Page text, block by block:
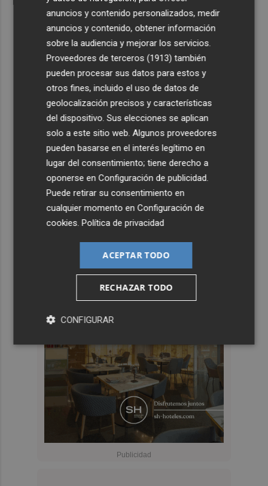
anuncios y contenido personalizados, medir
anuncios y contenido, obtener información
sobre la audiencia y mejorar los servicios.
Proveedores de terceros (1913) también
pueden procesar sus datos para estos y
otros fines, incluido el uso de datos de
geolocalización precisos y características
del dispositivo. Sus elecciones se aplican
solo a este sitio web. Algunos proveedores
pueden basarse en el interés legítimo en
lugar del consentimiento; tiene derecho a
oponerse enConfiguración de publicidad
Puede retirar su consentimiento en
cualquier momento enConfiguración de
cookies .Política de privacidad
ACEPTAR TODO
RECHAZAR TODO
CONFIGURAR